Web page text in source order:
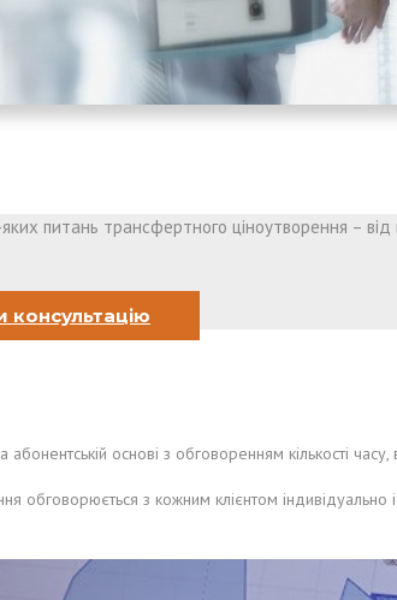
питань трансфертного ціноутворення –
консультацію
основі з обговоренням кількості
обговорюється з кожним клієнтом індивідуально